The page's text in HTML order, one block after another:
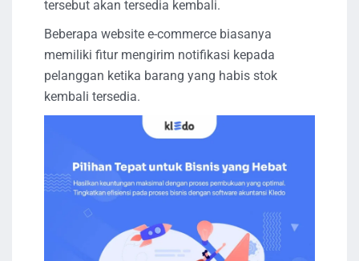
tersebut akan tersedia kembali.
Beberapa website e-commerce biasanya
memiliki fitur mengirim notifikasi kepada
pelanggan ketika barang yang habis stok
kembali tersedia.